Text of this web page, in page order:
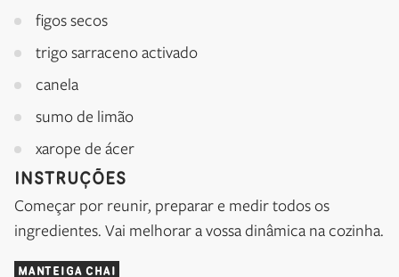
figos secos
trigo sarraceno activado
canela
sumo de limão
xarope de ácer
INSTRUÇÕES
Começar por reunir, preparar e medir todos os
ingredientes. Vai melhorar a vossa dinâmica na cozinha.
MANTEIGA CHAI